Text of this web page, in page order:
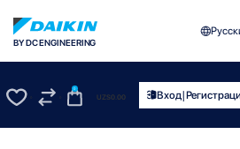
BY DC ENGINEERING
0
UZS0.00 Вход|